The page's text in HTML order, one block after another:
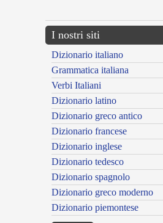
I nostri siti
Dizionario italiano
Grammatica italiana
Verbi Italiani
Dizionario latino
Dizionario greco antico
Dizionario francese
Dizionario inglese
Dizionario tedesco
Dizionario spagnolo
Dizionario greco moderno
Dizionario piemontese